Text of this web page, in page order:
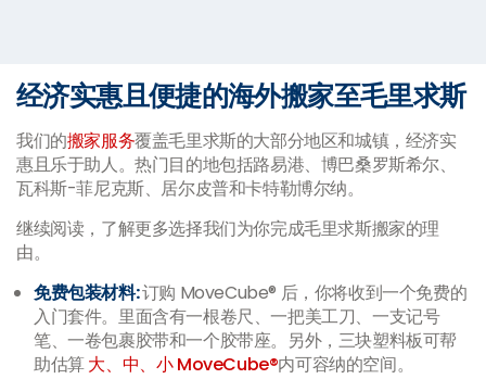
经济实惠且便捷的海外搬家至毛里求斯
我们的搬家服务覆盖毛里求斯的大部分地区和城镇，经济实
惠且乐于助人。热门目的地包括路易港、博巴桑罗斯希尔、
瓦科斯-菲尼克斯、居尔皮普和卡特勒博尔纳。
继续阅读，了解更多选择我们为你完成毛里求斯搬家的理
由。
免费包装材料:订购 MoveCube® 后，你将收到一个免费的
入门套件。里面含有一根卷尺、一把美工刀、一支记号
笔、一卷包裹胶带和一个胶带座。另外，三块塑料板可帮
助估算大、中、小 MoveCube®内可容纳的空间。